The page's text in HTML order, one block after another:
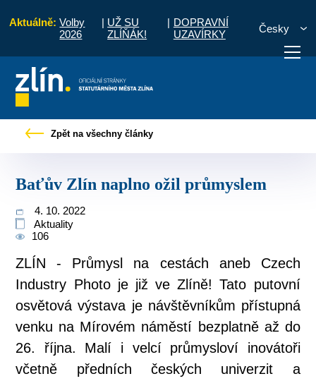
Aktuálně: Volby
2026
| UŽ SU
ZLÍŇÁK!
| DOPRAVNÍ
UZAVÍRKY
Česky
vyřídit Potřebuji zaplatit
Zpět na všechny články
Baťův Zlín naplno ožil průmyslem
4. 10. 2022
Aktuality
106
ZLÍN - Průmysl na cestách aneb Czech
Industry Photo je již ve Zlíně! Tato putovní
osvětová výstava je návštěvníkům přístupná
venku na Mírovém náměstí bezplatně až do
26. října. Malí i velcí průmysloví inovátoři
včetně předních českých univerzit a